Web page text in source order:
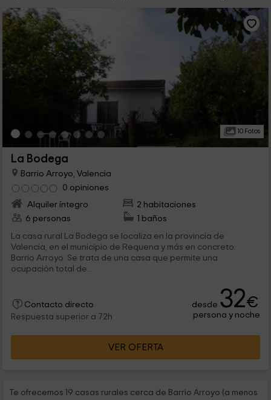
10 Fotos
La Bodega
Barrio Arroyo, Valencia
0 opiniones
Alquiler íntegro
2 habitaciones
6 personas
1 baños
La casa rural La Bodega se localiza en la provincia de
Valencia, en el municipio de Requena y más en concreto:
Barrio Arroyo. Se trata de una casa que permite una
ocupación total de...
Contacto directo
Respuesta superior a 72h
desde 32€
persona y noche
VER OFERTA
Te ofrecemos 19 casas rurales cerca de Barrio Arroyo (a menos